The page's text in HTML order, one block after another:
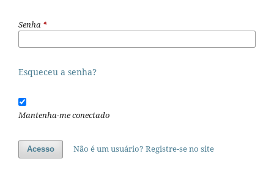
Senha *
Esqueceu a senha?
Mantenha-me conectado
Acesso Não é um usuário? Registre-se no site